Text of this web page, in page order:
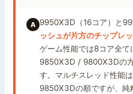
9950X3D（16コア）と
ッシュが片方のチップレ
ゲーム性能では8コア全
9850X3D / 9800X3Dの
す。マルチスレッド性
9850X3Dの順ですが、純